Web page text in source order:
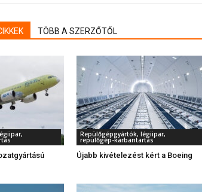
TÖBB A SZERZŐTŐL
Repülőgépgyártók, légiipar,
repülőgép-karbantartás
Újabb kivételezést kért a Boeing